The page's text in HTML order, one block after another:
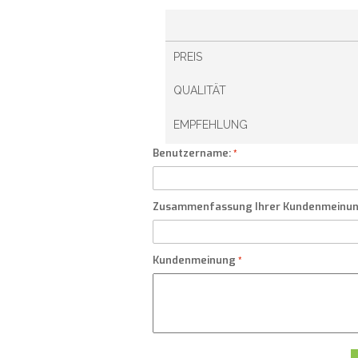
PREIS
QUALITÄT
EMPFEHLUNG
Benutzername:
Zusammenfassung Ihrer
Kundenmeinung